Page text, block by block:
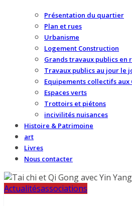
Présentation du quartier
Plan et rues
Urbanisme
Logement Construction
Grands travaux publics en
Travaux publics au jour le
Equipements collectifs aux
Espaces verts
Trottoirs et piétons
incivilités nuisances
Histoire & Patrimoine
art
Livres
Nous contacter
Actualitésassociations